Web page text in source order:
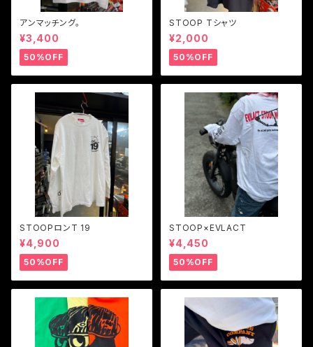
アンマッチング。
¥3,400
50%OFF
STOOP Tシャツ
¥2,000
50%OFF
STOOPロンT 19
¥4,900
50%OFF
STOOP×EVLACT
¥4,450
50%OFF